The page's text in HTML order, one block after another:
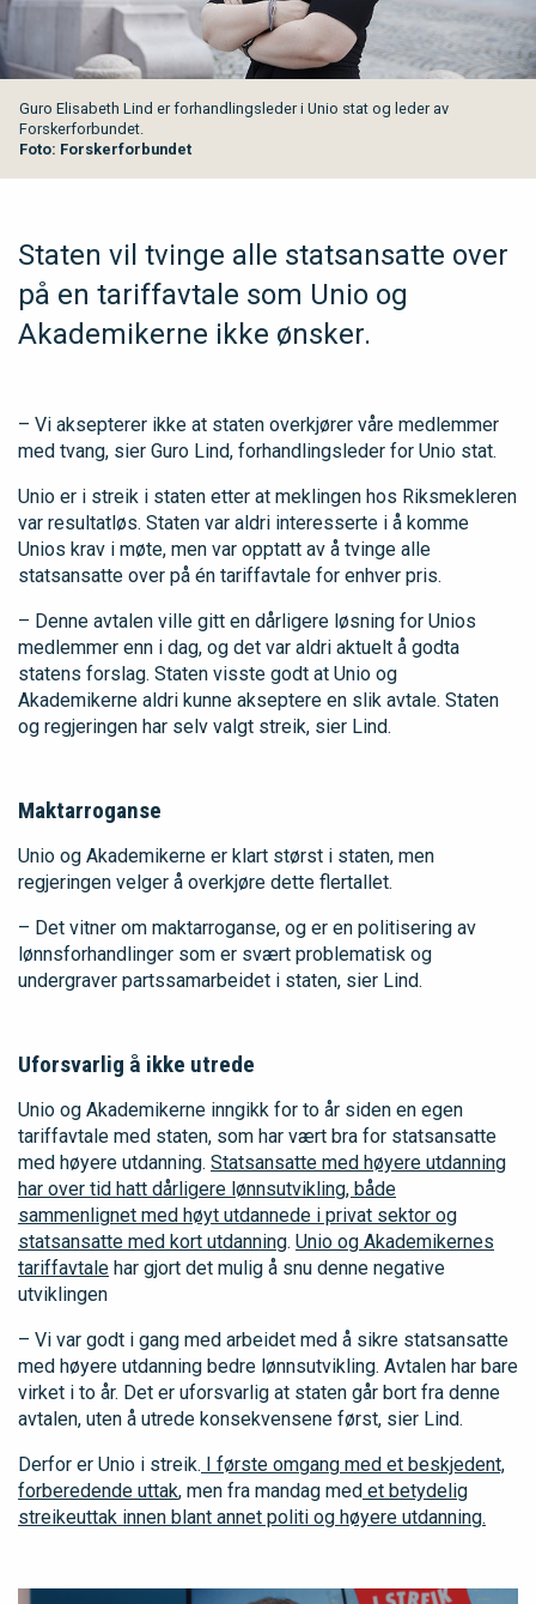
Guro Elisabeth Lind er forhandlingsleder i Unio stat og leder av
Forskerforbundet.
Foto: Forskerforbundet
Staten vil tvinge alle statsansatte over
på en tariffavtale som Unio og
Akademikerne ikke ønsker.
– Vi aksepterer ikke at staten overkjører våre medlemmer
med tvang, sier Guro Lind, forhandlingsleder for Unio stat.
Unio er i streik i staten etter at meklingen hos Riksmekleren
var resultatløs. Staten var aldri interesserte i å komme
Unios krav i møte, men var opptatt av å tvinge alle
statsansatte over på én tariffavtale for enhver pris.
– Denne avtalen ville gitt en dårligere løsning for Unios
medlemmer enn i dag, og det var aldri aktuelt å godta
statens forslag. Staten visste godt at Unio og
Akademikerne aldri kunne akseptere en slik avtale. Staten
og regjeringen har selv valgt streik, sier Lind.
Maktarroganse
Unio og Akademikerne er klart størst i staten, men
regjeringen velger å overkjøre dette flertallet.
– Det vitner om maktarroganse, og er en politisering av
lønnsforhandlinger som er svært problematisk og
undergraver partssamarbeidet i staten, sier Lind.
Uforsvarlig å ikke utrede
Unio og Akademikerne inngikk for to år siden en egen
tariffavtale med staten, som har vært bra for statsansatte
med høyere utdanning. Statsansatte med høyere utdanning
har over tid hatt dårligere lønnsutvikling, både
sammenlignet med høyt utdannede i privat sektor og
statsansatte med kort utdanning. Unio og Akademikernes
tariffavtale har gjort det mulig å snu denne negative
utviklingen
– Vi var godt i gang med arbeidet med å sikre statsansatte
med høyere utdanning bedre lønnsutvikling. Avtalen har bare
virket i to år. Det er uforsvarlig at staten går bort fra denne
avtalen, uten å utrede konsekvensene først, sier Lind.
Derfor er Unio i streik. I første omgang med et beskjedent,
forberedende uttak, men fra mandag med et betydelig
streikeuttak innen blant annet politi og høyere utdanning.